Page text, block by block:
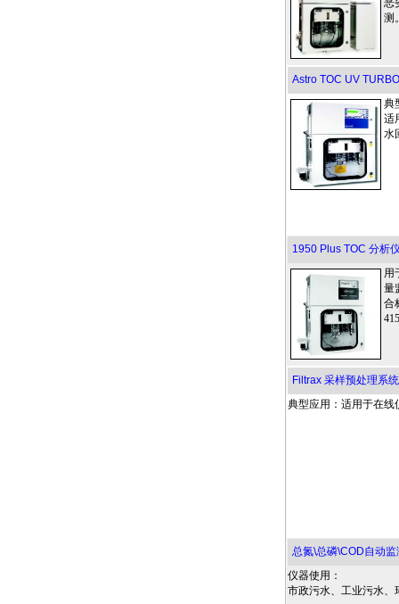
恶
测
Astro TOC UV
典
适
水
1950 Plus TOC 分析
用
量
合
Filtrax 采样预处理系统
典型应用：适用于在线
总氮\总磷\COD自动监
仪器使用：
市政污水、工业污水、